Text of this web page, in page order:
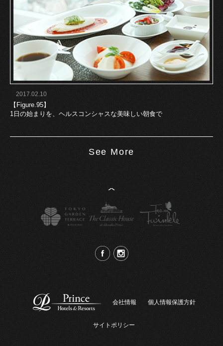
2017.02.10
【Figure.95】
1日の始まりを、ヘルスコンシャスな美味しい朝食で
See More
^
会社情報 個人情報保護方針
サイトポリシー